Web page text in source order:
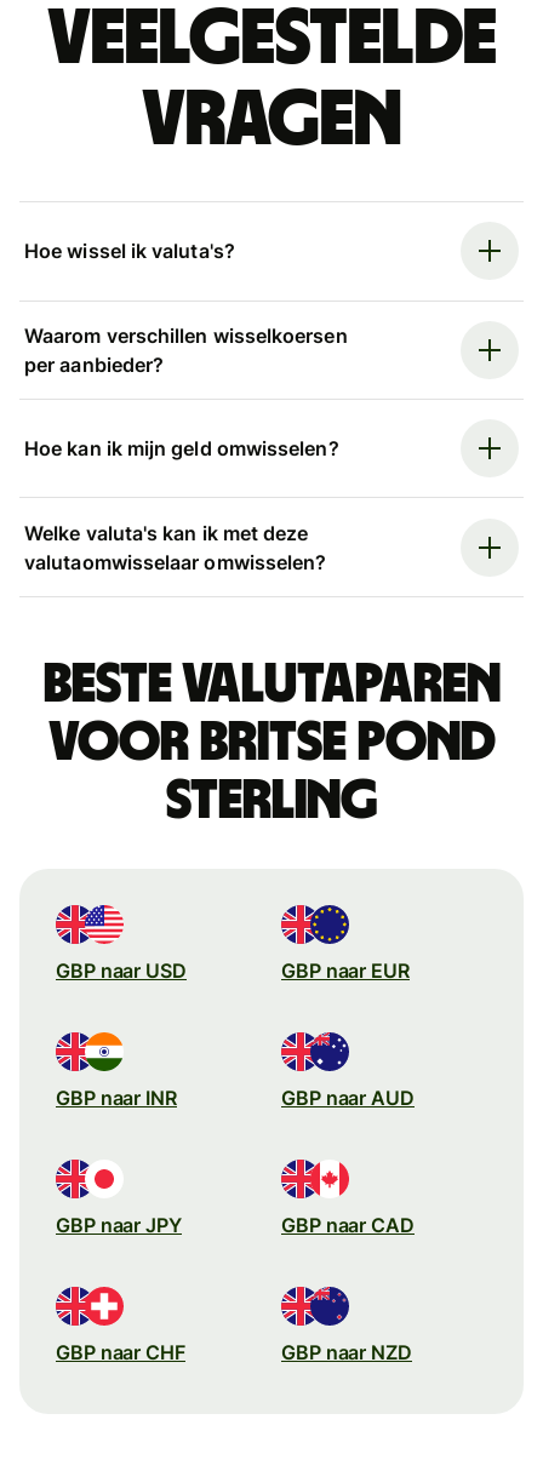
Veelgestelde
vragen
Hoe wissel ik valuta's?
Waarom verschillen wisselkoersen
per aanbieder?
Hoe kan ik mijn geld omwisselen?
Welke valuta's kan ik met deze
valutaomwisselaar omwisselen?
Beste valutaparen
voor Britse pond
sterling
GBP naar USD GBP naar EUR
GBP naar INR GBP naar AUD
GBP naar JPY GBP naar CAD
GBP naar CHF GBP naar NZD